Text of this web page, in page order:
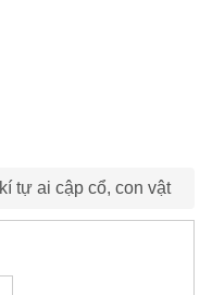
kí tự ai cập cổ, con vật